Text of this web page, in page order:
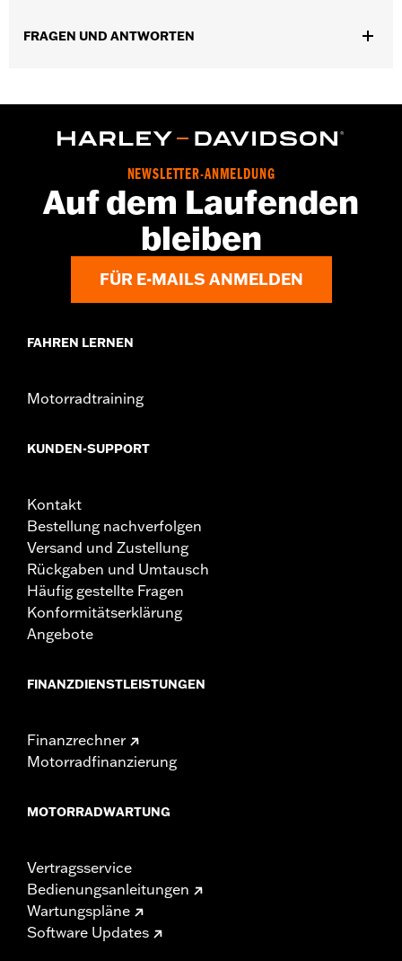
Wasserdicht:Ja
Material:Nylon
FRAGEN UND ANTWORTEN
NEWSLETTER-ANMELDUNG
Auf dem Laufenden
bleiben
FÜR E-MAILS ANMELDEN
FAHREN LERNEN
Motorradtraining
KUNDEN-SUPPORT
Kontakt
Bestellung nachverfolgen
Versand und Zustellung
Rückgaben und Umtausch
Häufig gestellte Fragen
Konformitätserklärung
Angebote
FINANZDIENSTLEISTUNGEN
Finanzrechner
Motorradfinanzierung
MOTORRADWARTUNG
Vertragsservice
Bedienungsanleitungen
Wartungspläne
Software Updates